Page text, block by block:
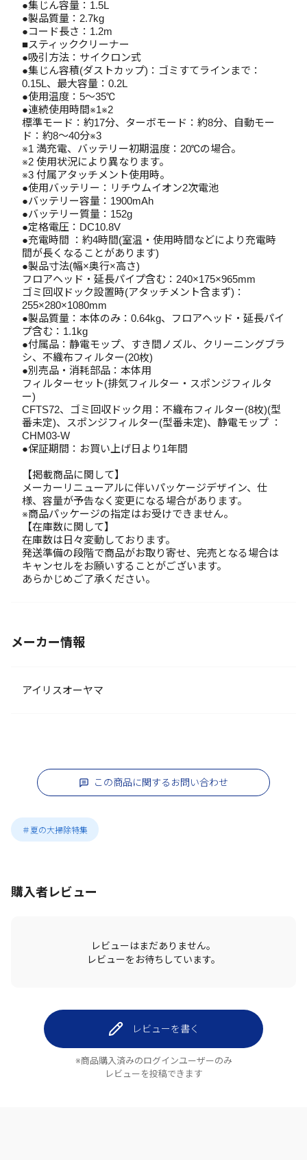
●集じん容量：1.5L
●製品質量：2.7kg
●コード長さ：1.2m
■スティッククリーナー
●吸引方法：サイクロン式
●集じん容積(ダストカップ)：ゴミすてラインまで：
0.15L、最大容量：0.2L
●使用温度：5～35℃
●連続使用時間※1※2
標準モード：約17分、ターボモード：約8分、自動モー
ド：約8～40分※3
※1 満充電、バッテリー初期温度：20℃の場合。
※2 使用状況により異なります。
※3 付属アタッチメント使用時。
●使用バッテリー：リチウムイオン2次電池
●バッテリー容量：1900mAh
●バッテリー質量：152g
●定格電圧：DC10.8V
●充電時間 ：約4時間(室温・使用時間などにより充電時
間が長くなることがあります)
●製品寸法(幅×奥行×高さ)
フロアヘッド・延長パイプ含む：240×175×965mm
ゴミ回収ドック設置時(アタッチメント含まず)：
255×280×1080mm
●製品質量：本体のみ：0.64kg、フロアヘッド・延長パイ
プ含む：1.1kg
●付属品：静電モップ、すき間ノズル、クリーニングブラ
シ、不織布フィルター(20枚)
●別売品・消耗部品：本体用
フィルターセット(排気フィルター・スポンジフィルタ
ー)
CFTS72、ゴミ回収ドック用：不織布フィルター(8枚)(型
番未定)、スポンジフィルター(型番未定)、静電モップ ：
CHM03-W
●保証期間：お買い上げ日より1年間
【掲載商品に関して】
メーカーリニューアルに伴いパッケージデザイン、仕
様、容量が予告なく変更になる場合があります。
※商品パッケージの指定はお受けできません。
【在庫数に関して】
在庫数は日々変動しております。
発送準備の段階で商品がお取り寄せ、完売となる場合は
キャンセルをお願いすることがございます。
あらかじめご了承ください。
メーカー情報
アイリスオーヤマ
この商品に関するお問い合わせ
＃夏の大掃除特集
購入者レビュー
レビューはまだありません。
レビューをお待ちしています。
レビューを書く
※商品購入済みのログインユーザーのみ
レビューを投稿できます